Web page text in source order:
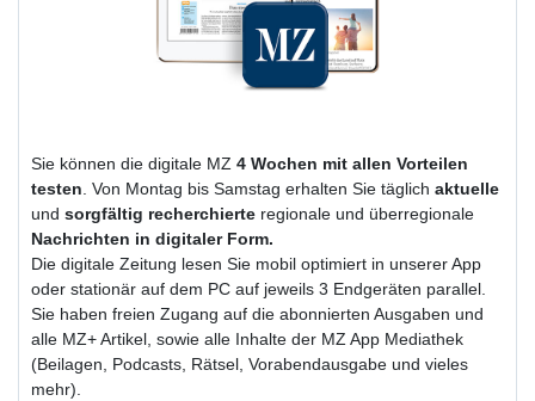
Sie können die digitale MZ 4 Wochen mit allen Vorteilen
testen. Von Montag bis Samstag erhalten Sie täglich aktuelle
und sorgfältig recherchierte regionale und überregionale
Nachrichten in digitaler Form.
Die digitale Zeitung lesen Sie mobil optimiert in unserer App
oder stationär auf dem PC auf jeweils 3 Endgeräten parallel.
Sie haben freien Zugang auf die abonnierten Ausgaben und
alle MZ+ Artikel, sowie alle Inhalte der MZ App Mediathek
(Beilagen, Podcasts, Rätsel, Vorabendausgabe und vieles
mehr).